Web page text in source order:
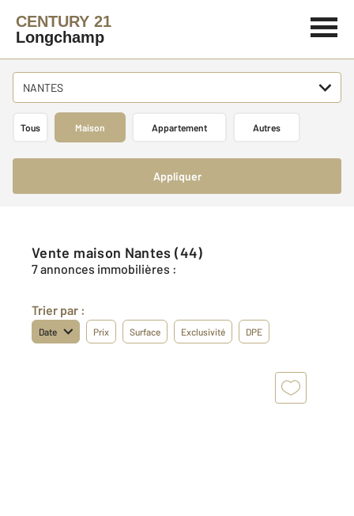
CENTURY 21
Longchamp
NANTES
Tous Maison Appartement Autres
Appliquer
Vente maison Nantes (44)
7 annonces immobilières :
Trier par :
Date Prix Surface Exclusivité DPE